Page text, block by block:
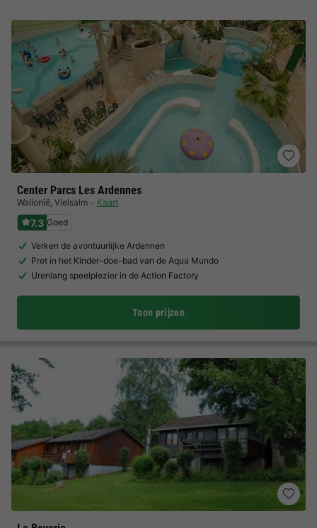
Center Parcs Les Ardennes
Wallonië, Vielsalm Kaart
7.3 Goed
Verken de avontuurlijke Ardennen
Pret in het Kinder-doe-bad van de Aqua Mundo
Urenlang speelplezier in de Action Factory
Toon prijzen